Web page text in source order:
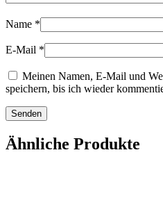
Name *
E-Mail *
Meinen Namen, E-Mail und
speichern, bis ich wieder
Ähnliche Produkte